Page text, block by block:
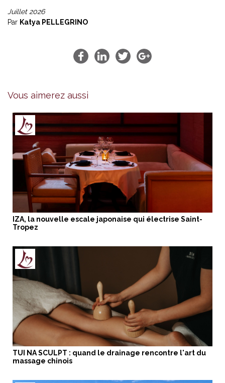
Juillet 2026
Par Katya PELLEGRINO
Vous aimerez aussi
IZA, la nouvelle escale japonaise qui électrise Saint-
Tropez
TUI NA SCULPT : quand le drainage rencontre l'art du
massage chinois